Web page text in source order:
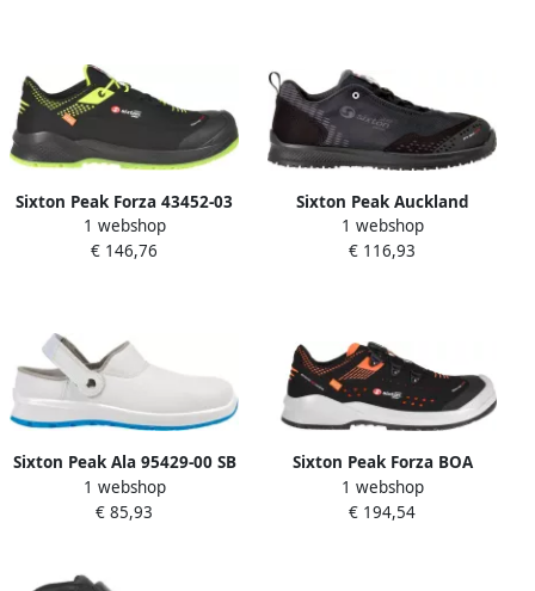
Sixton Peak Forza 43452-03
S3 | Zwart | 00.091.161.37
1 webshop
€ 146,76
Sixton Peak Auckland
18378-13 SRC O2 | Zwart |
8053470571565
1 webshop
€ 116,93
Sixton Peak Ala 95429-00 SB
A E FO | Wit Blauw |
00.091.175.41
1 webshop
€ 85,93
Sixton Peak Forza BOA
43460-09 S1P | Zwart Oranje
| 00.091.165.46
1 webshop
€ 194,54